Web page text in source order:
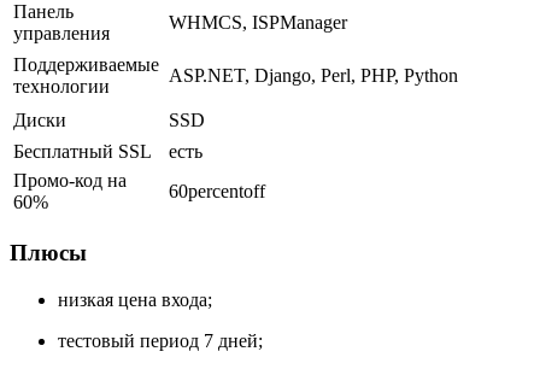
Панель
управления
WHMCS, ISPManager
Поддерживаемые
технологии
ASP.NET, Django, Perl, PHP, Python
Диски
SSD
Бесплатный SSL
есть
Промо-код на
60%
60percentoff
Плюсы
низкая цена входа;
тестовый период 7 дней;